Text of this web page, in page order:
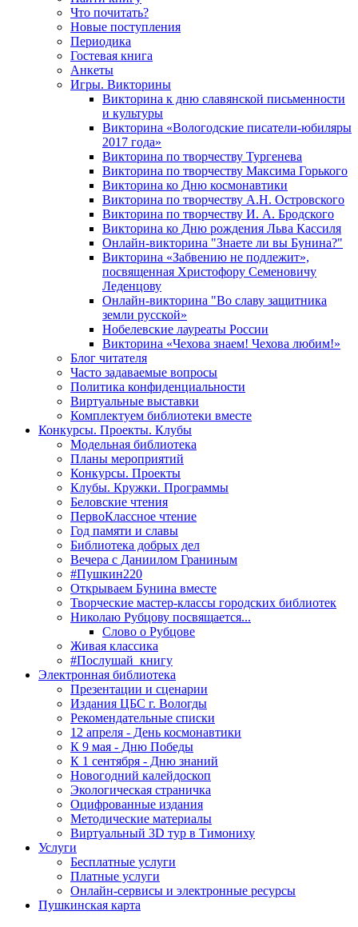
Что почитать?
Новые поступления
Периодика
Гостевая книга
Анкеты
Игры. Викторины
Викторина к дню славянской письменности
и культуры
Викторина «Вологодские писатели-юбиляры
2017 года»
Викторина по творчеству Тургенева
Викторина по творчеству Максима Горького
Викторина ко Дню космонавтики
Викторина по творчеству А.Н. Островского
Викторина по творчеству И. А. Бродского
Викторина ко Дню рождения Льва Кассиля
Онлайн-викторина "Знаете ли вы Бунина?"
Викторина «Забвению не подлежит»,
посвященная Христофору Семеновичу
Леденцову
Онлайн-викторина "Во славу защитника
земли русской»
Нобелевские лауреаты России
Викторина «Чехова знаем! Чехова любим!»
Блог читателя
Часто задаваемые вопросы
Политика конфиденциальности
Виртуальные выставки
Комплектуем библиотеки вместе
Конкурсы. Проекты. Клубы
Модельная библиотека
Планы мероприятий
Конкурсы. Проекты
Клубы. Кружки. Программы
Беловские чтения
ПервоКлассное чтение
Год памяти и славы
Библиотека добрых дел
Вечера с Даниилом Граниным
#Пушкин220
Открываем Бунина вместе
Творческие мастер-классы городских библиотек
Николаю Рубцову посвящается...
Слово о Рубцове
Живая классика
#Послушай_книгу
Электронная библиотека
Презентации и сценарии
Издания ЦБС г. Вологды
Рекомендательные списки
12 апреля - День космонавтики
К 9 мая - Дню Победы
К 1 сентября - Дню знаний
Новогодний калейдоскоп
Экологическая страничка
Оцифрованные издания
Методические материалы
Виртуальный 3D тур в Тимониху
Услуги
Бесплатные услуги
Платные услуги
Онлайн-сервисы и электронные ресурсы
Пушкинская карта